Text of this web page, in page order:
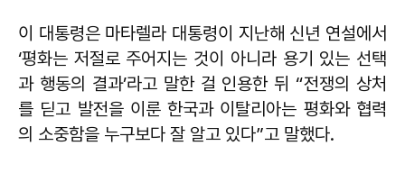
이 대통령은 마타렐라 대통령이 지난해 신년 연설에서
‘평화는 저절로 주어지는 것이 아니라 용기 있는 선택
과 행동의 결과’라고 말한 걸 인용한 뒤 “전쟁의 상처
를 딛고 발전을 이룬 한국과 이탈리아는 평화와 협력
의 소중함을 누구보다 잘 알고 있다”고 말했다.